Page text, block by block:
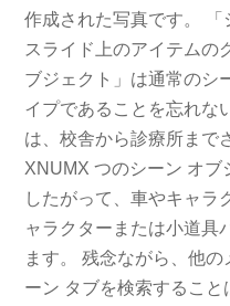
作成された写真です。 「
スライド上のアイテムの
ブジェクト」は通常のシ
イプであることを忘れな
は、校舎から診療所まで
XNUMX つのシーン オブ
したがって、車やキャラ
ャラクターまたは小道具
ます。 残念ながら、他
ーン タブを検索するこ